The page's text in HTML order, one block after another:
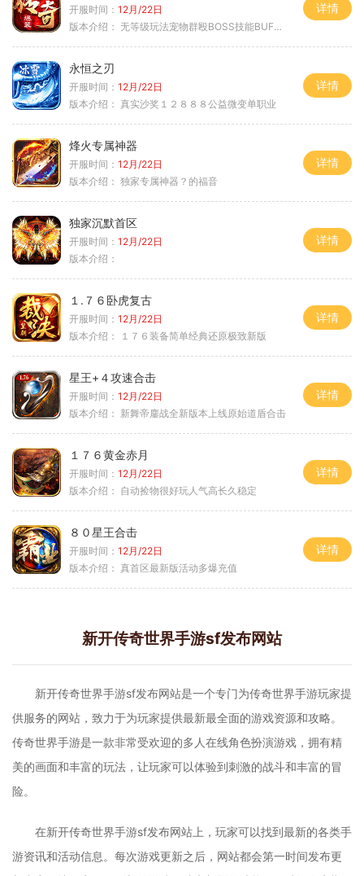
开服时间： 12月/22日
版本介绍： 无等级玩法宠物群殴BOSS技能BUFF铭文B
详情
永恒之刃
开服时间： 12月/22日
版本介绍： 真实沙奖１２８８８公益微变单职业
详情
烽火专属神器
开服时间： 12月/22日
版本介绍： 独家专属神器？的福音
详情
独家沉默首区
开服时间： 12月/22日
版本介绍：
详情
１.７６卧虎复古
开服时间： 12月/22日
版本介绍：
１７６装备简单经典还原极致新版
详情
星王+４攻速合击
开服时间： 12月/22日
版本介绍： 新舞帝鏖战全新版本上线原始道盾合击
详情
１７６黄金赤月
开服时间： 12月/22日
版本介绍： 自动捡物很好玩人气高长久稳定
详情
８０星王合击
开服时间： 12月/22日
版本介绍： 真首区最新版活动多爆充值
详情
新开传奇世界手游sf发布网站
新开传奇世界手游sf发布网站是一个专门为传奇世界手游玩家提
供服务的网站，致力于为玩家提供最新最全面的游戏资源和攻略。
传奇世界手游是一款非常受欢迎的多人在线角色扮演游戏，拥有精
美的画面和丰富的玩法，让玩家可以体验到刺激的战斗和丰富的冒
险。
在新开传奇世界手游sf发布网站上，玩家可以找到最新的各类手
游资讯和活动信息。每次游戏更新之后，网站都会第一时间发布更